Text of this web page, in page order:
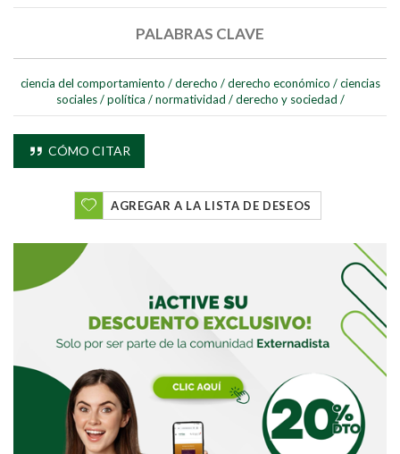
Buscar
PALABRAS CLAVE
ciencia del comportamiento / derecho / derecho económico / ciencias
sociales / política / normatividad / derecho y sociedad /
CÓMO CITAR
AGREGAR A LA LISTA DE DESEOS